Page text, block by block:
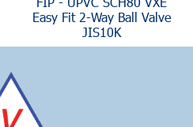
Easy Fit 2-Way Ball Valve
JIS10K